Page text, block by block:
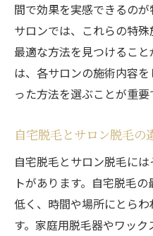
間で効果を実感できるの
サロンでは、これらの特
最適な方法を見つけるこ
は、各サロンの施術内容
った方法を選ぶことが重要
自宅脱毛とサロン脱毛の
自宅脱毛とサロン脱毛に
トがあります。自宅脱毛
低く、時間や場所にとら
す。家庭用脱毛器やワッ